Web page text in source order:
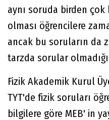
aynı soruda birden çok
olması öğrencilere
ancak bu soruların da
tarzda sorular
Fizik Akademik Kurul
TYT'de fizik soruları
bilgilere göre MEB' in